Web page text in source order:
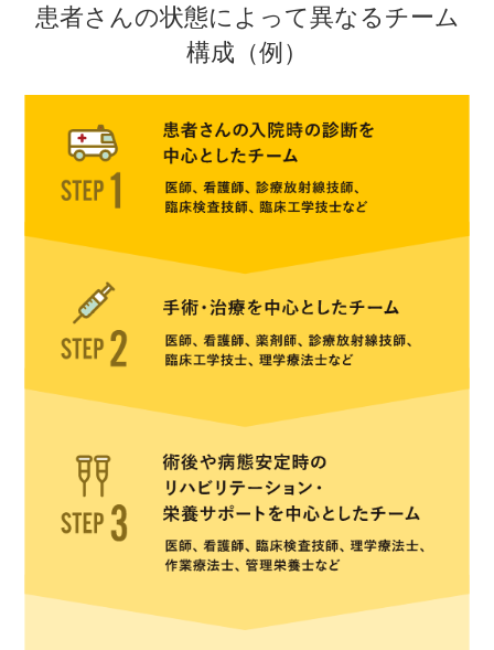
患者さんの状態によって異なるチーム
構成（例）